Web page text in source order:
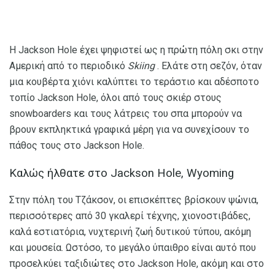
Η Jackson Hole έχει ψηφιστεί ως η πρώτη πόλη σκι στην
Αμερική από το περιοδικό Skiing. Ελάτε στη σεζόν, όταν
μια κουβέρτα χιόνι καλύπτει το τεράστιο και αδέσποτο
τοπίο Jackson Hole, όλοι από τους σκιέρ στους
snowboarders και τους λάτρεις του σπα μπορούν να
βρουν εκπληκτικά γραφικά μέρη για να συνεχίσουν το
πάθος τους στο Jackson Hole.
Καλώς ήλθατε στο Jackson Hole, Wyoming
Στην πόλη του Τζάκσον, οι επισκέπτες βρίσκουν ψώνια,
περισσότερες από 30 γκαλερί τέχνης, χιονοστιβάδες,
καλά εστιατόρια, νυχτερινή ζωή δυτικού τύπου, ακόμη
και μουσεία. Ωστόσο, το μεγάλο ύπαιθρο είναι αυτό που
προσελκύει ταξιδιώτες στο Jackson Hole, ακόμη και στο